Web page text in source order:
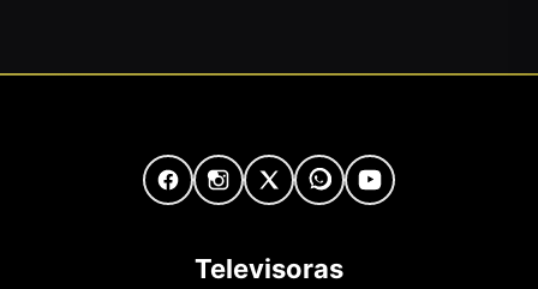
Televisoras